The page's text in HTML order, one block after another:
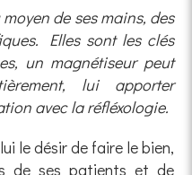
de ses mains, des
Elles sont les clés
un magnétiseur peut
lui apporter
avec la réfléxologie.
le désir de faire le bien,
de ses patients et de